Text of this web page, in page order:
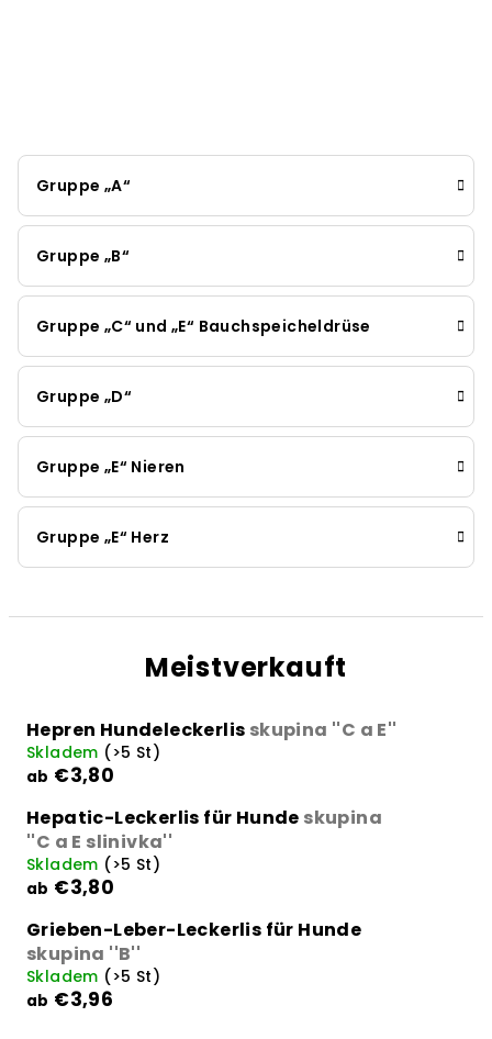
Gruppe „A“
Gruppe „B“
Gruppe „C“ und „E“ Bauchspeicheldrüse
Gruppe „D“
Gruppe „E“ Nieren
Gruppe „E“ Herz
Meistverkauft
Hepren Hundeleckerlis skupina ''C a E''
Skladem (>5 St)
ab €3,80
Hepatic-Leckerlis für Hunde skupina
''C a E slinivka''
Skladem (>5 St)
ab €3,80
Grieben-Leber-Leckerlis für Hunde
skupina ''B''
Skladem (>5 St)
ab €3,96